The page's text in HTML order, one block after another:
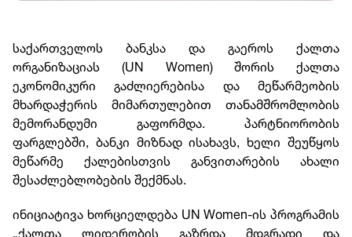
საქართველოს ბანკსა და გაეროს ქალთა
ორგანიზაციას (UN Women) შორის ქალთა
ეკონომიკური გაძლიერებისა და მეწარმეობის
მხარდაჭერის მიმართულებით თანამშრომლობის
მემორანდუმი გაფორმდა. პარტნიორობის
ფარგლებში, ბანკი მიზნად ისახავს, ხელი შეუწყოს
მეწარმე ქალებისთვის განვითარების ახალი
შესაძლებლობების შექმნას.
ინიციატივა ხორციელდება UN Women-ის პროგრამის
„ქალთა ლიდერობის გაზრდა მდგრადი და